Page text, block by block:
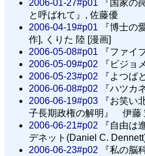
2006-01-27#p01 『国家の
と呼ばれて』, 佐藤優
2006-04-19#p01 『博士の
作], くりた 陸 [漫画]
2006-05-08#p01 『ファイ
2006-05-09#p02 『ビジョ
2006-05-23#p02 『よつば
2006-06-08#p02 『ハツカ
2006-06-19#p03 『お笑い
子長期政権の解明』 伊藤
2006-06-21#p02 『自由は進化す
デネット(Daniel C.
2006-06-23#p02 『私の脳